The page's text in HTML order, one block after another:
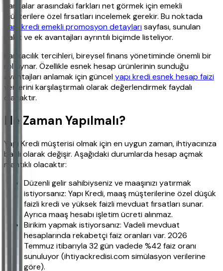
Bankalar arasındaki farkları net görmek için emekli
müşterilere özel fırsatları incelemek gerekir. Bu noktada
yapı kredi emekli promosyon detaylarısayfası, sunulan
nakit ve ek avantajları ayrıntılı biçimde listeliyor.
Bankacılık tercihleri, bireysel finans yönetiminde önemli bir
rol oynar. Özellikle esnek hesap ürünlerinin sunduğu
avantajları anlamak için güncelyapı kredi esnek hesap faizi
verilerini karşılaştırmalı olarak değerlendirmek faydalı
olacaktır.
Ne Zaman Yapılmalı?
Yapı Kredi müşterisi olmak için en uygun zaman, ihtiyacınıza
bağlı olarak değişir. Aşağıdaki durumlarda hesap açmak
mantıklı olacaktır:
Düzenli gelir sahibiyseniz ve maaşınızı yatırmak
istiyorsanız: Yapı Kredi, maaş müşterilerine özel düşük
faizli kredi ve yüksek faizli mevduat fırsatları sunar.
Ayrıca maaş hesabı işletim ücreti alınmaz.
Birikim yapmak istiyorsanız: Vadeli mevduat
hesaplarında rekabetçi faiz oranları var. 2026
Temmuz itibarıyla 32 gün vadede %42 faiz oranı
sunuluyor (ihtiyackredisi.com simülasyon verilerine
göre).